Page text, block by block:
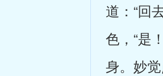
道：“回
色，“是
身。妙